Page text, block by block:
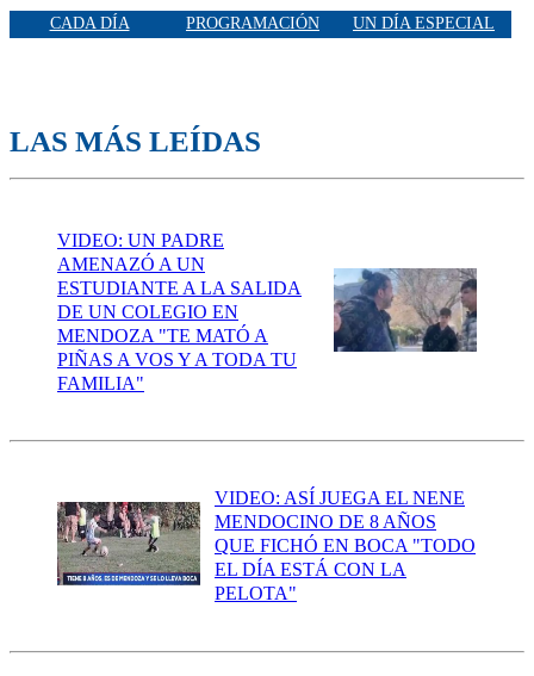
CADA DÍA PROGRAMACIÓN UN DÍA ESPECIAL
LAS MÁS LEÍDAS
VIDEO: UN PADRE
AMENAZÓ A UN
ESTUDIANTE A LA SALIDA
DE UN COLEGIO EN
MENDOZA "TE MATÓ A
PIÑAS A VOS Y A TODA TU
FAMILIA"
VIDEO: ASÍ JUEGA EL NENE
MENDOCINO DE 8 AÑOS
QUE FICHÓ EN BOCA "TODO
EL DÍA ESTÁ CON LA
PELOTA"